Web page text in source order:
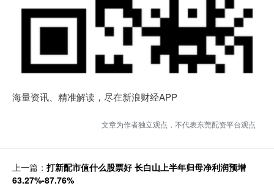
海量资讯、精准解读，尽在新浪财经APP
文章为作者独立观点，不代表东莞配资平台观点
上一篇： 打新配市值什么股票好 长白山上半年归母净利润预增
63.27%-87.76%